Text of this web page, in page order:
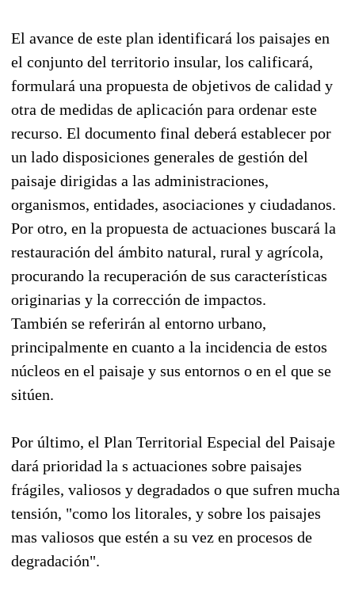
El avance de este plan identificará los paisajes en
el conjunto del territorio insular, los calificará,
formulará una propuesta de objetivos de calidad y
otra de medidas de aplicación para ordenar este
recurso. El documento final deberá establecer por
un lado disposiciones generales de gestión del
paisaje dirigidas a las administraciones,
organismos, entidades, asociaciones y ciudadanos.
Por otro, en la propuesta de actuaciones buscará la
restauración del ámbito natural, rural y agrícola,
procurando la recuperación de sus características
originarias y la corrección de impactos.
También se referirán al entorno urbano,
principalmente en cuanto a la incidencia de estos
núcleos en el paisaje y sus entornos o en el que se
sitúen.
Por último, el Plan Territorial Especial del Paisaje
dará prioridad la s actuaciones sobre paisajes
frágiles, valiosos y degradados o que sufren mucha
tensión, "como los litorales, y sobre los paisajes
mas valiosos que estén a su vez en procesos de
degradación".